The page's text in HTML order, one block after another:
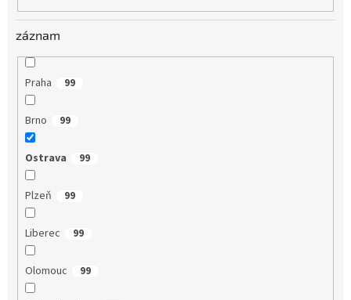
záznam
Praha 99
Brno 99
Ostrava 99
Plzeň 99
Liberec 99
Olomouc 99